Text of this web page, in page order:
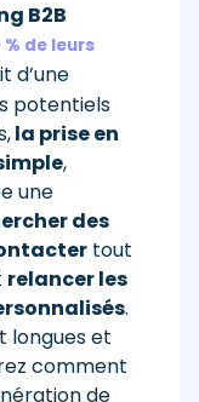
B2B
% de leurs
d’une
potentiels
la prise en
,
une
des
tout
relancer les
.
longues et
comment
de